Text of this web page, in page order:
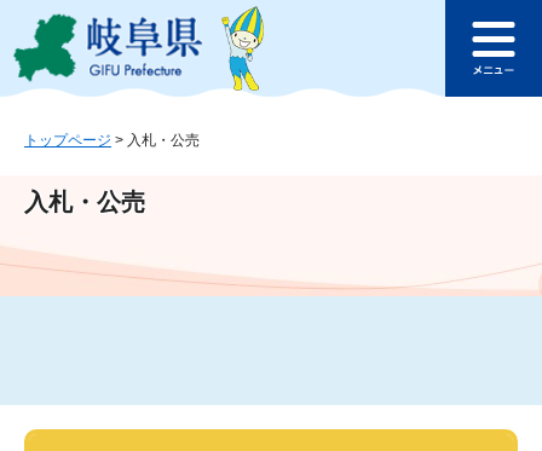
ジ
ュ
文
このページの本文へ
ュ
トップページ > 入札・公売
入札・公売